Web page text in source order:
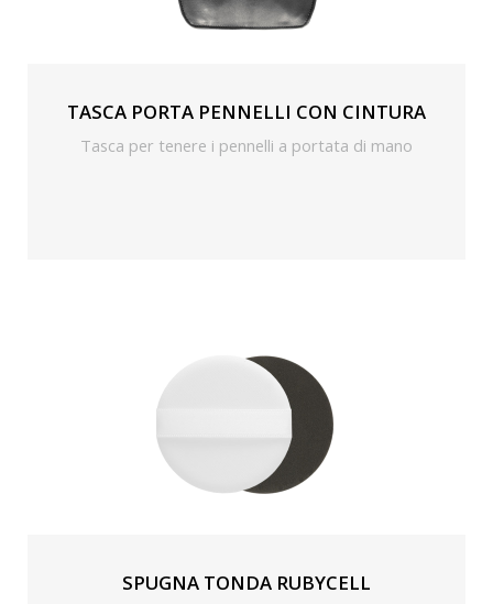
TASCA PORTA PENNELLI CON CINTURA
Tasca per tenere i pennelli a portata di mano
SPUGNA TONDA RUBYCELL